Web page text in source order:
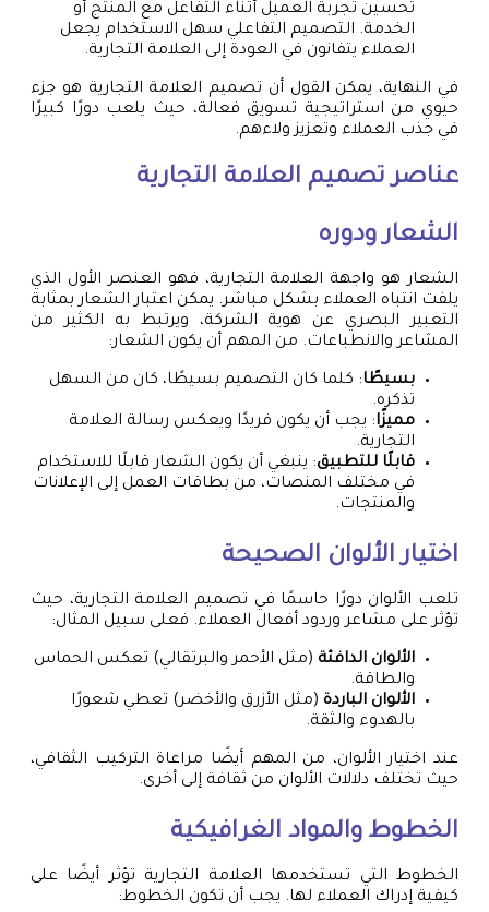
تحسين تجربة العميل أثناء التفاعل مع المنتج أو
الخدمة. التصميم التفاعلي سهل الاستخدام يجعل
العملاء يتفانون في العودة إلى العلامة التجارية.
في النهاية، يمكن القول أن تصميم العلامة التجارية هو جزء
حيوي من استراتيجية تسويق فعالة، حيث يلعب دورًا كبيرًا
في جذب العملاء وتعزيز ولاءهم.
عناصر تصميم العلامة التجارية
الشعار ودوره
الشعار هو واجهة العلامة التجارية، فهو العنصر الأول الذي
يلفت انتباه العملاء بشكل مباشر. يمكن اعتبار الشعار بمثابة
التعبير البصري عن هوية الشركة، ويرتبط به الكثير من
المشاعر والانطباعات. من المهم أن يكون الشعار:
بسيطًا: كلما كان التصميم بسيطًا، كان من السهل
تذكره.
مميزًا: يجب أن يكون فريدًا ويعكس رسالة العلامة
التجارية.
قابلًا للتطبيق: ينبغي أن يكون الشعار قابلًا للاستخدام
في مختلف المنصات، من بطاقات العمل إلى الإعلانات
والمنتجات.
اختيار الألوان الصحيحة
تلعب الألوان دورًا حاسمًا في تصميم العلامة التجارية، حيث
تؤثر على مشاعر وردود أفعال العملاء. فعلى سبيل المثال:
الألوان الدافئة (مثل الأحمر والبرتقالي) تعكس الحماس
والطاقة.
الألوان الباردة (مثل الأزرق والأخضر) تعطي شعورًا
بالهدوء والثقة.
عند اختيار الألوان، من المهم أيضًا مراعاة التركيب الثقافي،
حيث تختلف دلالات الألوان من ثقافة إلى أخرى.
الخطوط والمواد الغرافيكية
الخطوط التي تستخدمها العلامة التجارية تؤثر أيضًا على
كيفية إدراك العملاء لها. يجب أن تكون الخطوط: